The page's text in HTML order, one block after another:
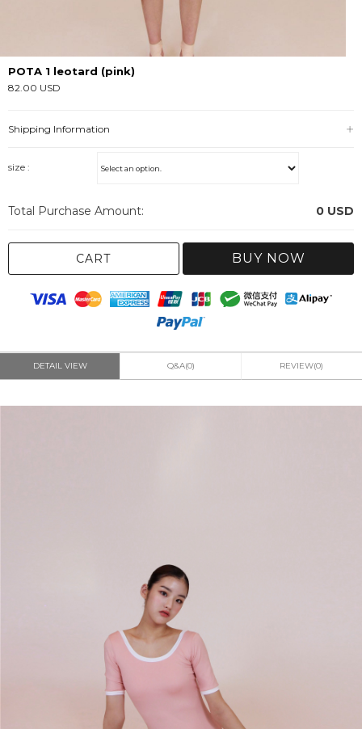
POTA 1 leotard (pink)
82.00 USD
Shipping Information
size :
Total Purchase Amount: 0 USD
CART BUY NOW
DETAIL VIEW Q&A(0) REVIEW(0)